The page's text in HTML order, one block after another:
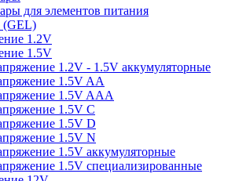
для элементов питания
(GEL)
1.2V
1.5V
1.2V - 1.5V аккумуляторные
1.5V AA
1.5V AAA
1.5V C
1.5V D
1.5V N
1.5V аккумуляторные
1.5V специализированные